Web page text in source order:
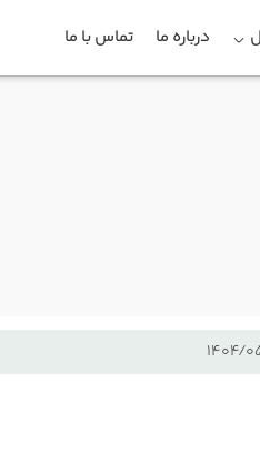
درباره ما تماس با ما
1404/